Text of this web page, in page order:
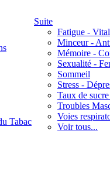
Tabac
Suite
Fatigue -
Minceur -
Mémoire -
Sexualité -
Sommeil
Stress -
Taux de
Troubles
Voies
Voir tous...